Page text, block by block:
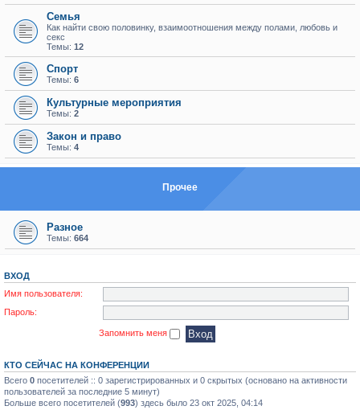
Семья
Как найти свою половинку, взаимоотношения между полами, любовь и
секс
Темы: 12
Спорт
Темы: 6
Культурные мероприятия
Темы: 2
Закон и право
Темы: 4
Прочее
Разное
Темы: 664
ВХОД
Имя пользователя:
Пароль:
Запомнить меня
КТО СЕЙЧАС НА КОНФЕРЕНЦИИ
Всего 0 посетителей :: 0 зарегистрированных и 0 скрытых (основано на активности
пользователей за последние 5 минут)
Больше всего посетителей (993) здесь было 23 окт 2025, 04:14